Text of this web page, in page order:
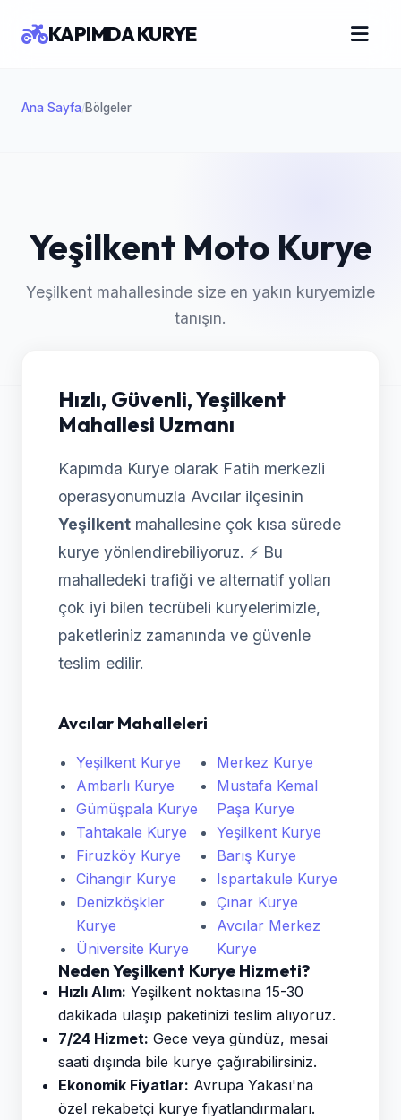
Ana Sayfa/Bölgeler
KAPIMDA KURYE
Yeşilkent Moto Kurye
Yeşilkent mahallesinde size en yakın kuryemizle
tanışın.
Hızlı, Güvenli, Yeşilkent
Mahallesi Uzmanı
Kapımda Kurye olarak Fatih merkezli
operasyonumuzla Avcılar ilçesinin
Yeşilkent mahallesine çok kısa sürede
kurye yönlendirebiliyoruz. ⚡ Bu
mahalledeki trafiği ve alternatif yolları
çok iyi bilen tecrübeli kuryelerimizle,
paketleriniz zamanında ve güvenle
teslim edilir.
Avcılar Mahalleleri
Yeşilkent Kurye
Ambarlı Kurye
Gümüşpala Kurye
Tahtakale Kurye
Firuzköy Kurye
Cihangir Kurye
Denizköşkler
Kurye
Üniversite Kurye
Merkez Kurye
Mustafa Kemal
Paşa Kurye
Yeşilkent Kurye
Barış Kurye
Ispartakule Kurye
Çınar Kurye
Avcılar Merkez
Kurye
Neden Yeşilkent Kurye Hizmeti?
Hızlı Alım: Yeşilkent noktasına 15-30
dakikada ulaşıp paketinizi teslim alıyoruz.
7/24 Hizmet: Gece veya gündüz, mesai
saati dışında bile kurye çağırabilirsiniz.
Ekonomik Fiyatlar: Avrupa Yakası'na
özel rekabetçi kurye fiyatlandırmaları.